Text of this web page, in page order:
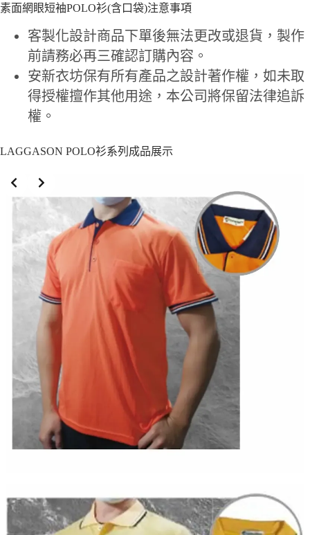
素面網眼短袖POLO衫(含口袋)注意事項
客製化設計商品下單後無法更改或退貨，製作
前請務必再三確認訂購內容。
安新衣坊保有所有產品之設計著作權，如未取
得授權擅作其他用途，本公司將保留法律追訴
權。
LAGGASON POLO衫系列成品展示